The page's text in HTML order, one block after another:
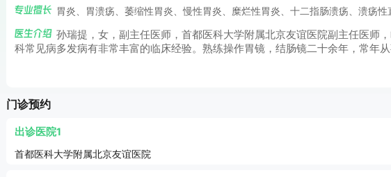
胃炎、胃溃疡、萎缩性胃炎、慢性胃炎、糜烂性胃炎、十二指肠溃疡、溃疡性
孙瑞提，女，副主任医师，首都医科大学附属北京友谊医院副主任医师
科常见病多发病有非常丰富的临床经验。熟练操作胃镜，结肠镜二十余年，常年从
门诊预约
出诊医院1
首都医科大学附属北京友谊医院